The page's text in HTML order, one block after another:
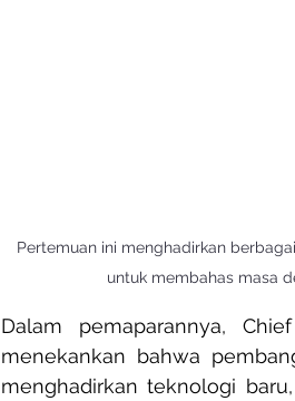
Pertemuan ini menghadirkan
untuk membahas masa
Dalam pemaparannya,
menekankan bahwa
menghadirkan teknologi